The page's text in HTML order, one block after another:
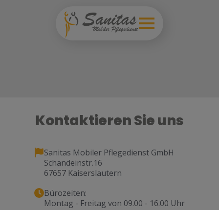
Kontaktieren Sie uns
Sanitas Mobiler Pflegedienst GmbH
Schandeinstr.16
67657 Kaiserslautern
Bürozeiten:
Montag - Freitag von 09.00 - 16.00 Uhr